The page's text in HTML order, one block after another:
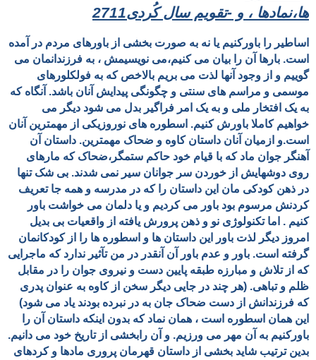
ها،نمادها ، و -تقویم سال کُردی2711
اساطیر را باورکنیم یا نه به صورت بخشی از باورهای مردم در آمده
است. بارها آن را بیان می کنیم،می نویسیمش ، به فرزندانمان می
گوییم و از وجود آنها لذت می بریم بالاخص که به فولکلورهای
موسمی و مراسم های سنتی و چگونگی پیدایش آنان باشد. آنگاه که
به یک افتخار ملی و به یک امر فراگیر بدل می شود دیگر می
خواهیم کاملا باورش کنیم. اسطوره های نوروزیکی از مهمترین آنان
است.و ازمیان آنان داستان کاوه و ضحاک مهمترین. داستان آن
آهنگر جوان ماد که با قیام خود حاکم ستمگر،ضحاک که مارهای
روی دوشهایش از خوردن سر جوانان سیر نمی شدند. بی شک تنها
در ذهن کودکی مان این داستان را که در مدرسه و همه جا تعریف
کردنش مرسوم بود باور می کردیم و یا دلمان می خواشت باور
کنیم . اما تکنولوژی نو و ذهن پرورش یافته از واقعیات بی بدیل
امروز دیگر لذت باور این داستان ها و اسطوره ها را از کودکانمان
گرفته است. باور و عدم باور آن آنقدر در من تآثیر ندارد که ماجرایی
که از تلاش و مبارزه طبقه پایین دست و نیروی جوان را در مقابل
ظلم و تباهی. (هر چند در جایی دیگر سخن از کاوه به عنوان پدری
که فرزندانش از دست ضحاک جان به در نبرده بودند یاد می شود)
این همان اسطوره است ، همان نماد که بدون اینکه داستان آن را
باورکنیم به آن مهر می ورزیم. و آن رابخشی از تاریخ خود می دانیم.
بدین ترتیب شاید بخشی از داستان قهرمان پروری مادها و کردهای